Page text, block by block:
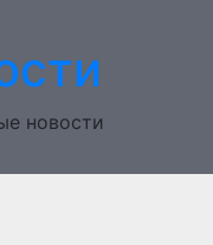
новости